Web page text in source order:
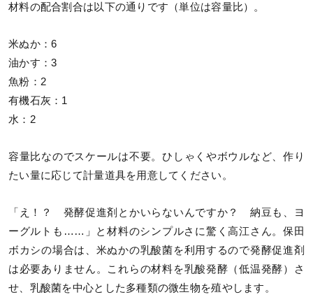
材料の配合割合は以下の通りです（単位は容量比）。
米ぬか：6
油かす：3
魚粉：2
有機石灰：1
水：2
容量比なのでスケールは不要。ひしゃくやボウルなど、作り
たい量に応じて計量道具を用意してください。
「え！？ 発酵促進剤とかいらないんですか？ 納豆も、ヨ
ーグルトも……」と材料のシンプルさに驚く高江さん。保田
ボカシの場合は、米ぬかの乳酸菌を利用するので発酵促進剤
は必要ありません。これらの材料を乳酸発酵（低温発酵）さ
せ、乳酸菌を中心とした多種類の微生物を殖やします。